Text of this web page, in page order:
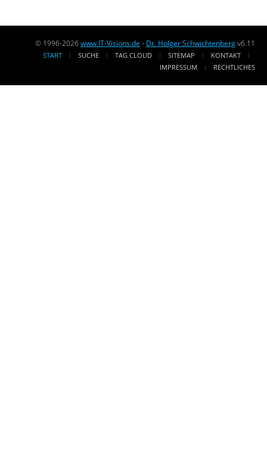
© 1996-2026www.IT-Visions.de - Dr. Holger Schwichtenbergv6.11
START SUCHE TAG CLOUD SITEMAP
KONTAKT
IMPRESSUM
RECHTLICHES